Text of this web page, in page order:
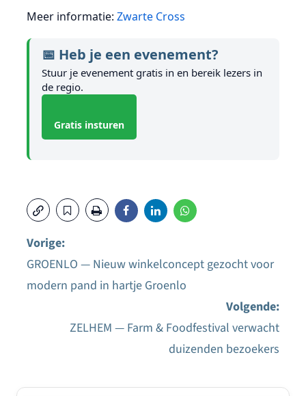
Meer informatie: Zwarte Cross
📅 Heb je een evenement?
Stuur je evenement gratis in en bereik lezers in
de regio.
Gratis insturen
Bericht
Vorige:
GROENLO — Nieuw winkelconcept gezocht voor
modern pand in hartje Groenlo
Volgende:
ZELHEM — Farm & Foodfestival verwacht
duizenden bezoekers